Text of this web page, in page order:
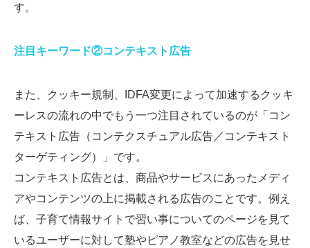
す。
注目キーワード②コンテキスト広告
また、クッキー規制、IDFA変更によって加速するクッキ
ーレスの流れの中でもう一つ注目されているのが「コン
テキスト広告（コンテクスチュアル広告／コンテキスト
ターゲティング）」です。
コンテキスト広告とは、商品やサービスにあったメディ
アやコンテンツの上に掲載される広告のことです。例え
ば、子育て情報サイトで習い事についてのページを見て
いるユーザーに対して塾やピアノ教室などの広告を見せ